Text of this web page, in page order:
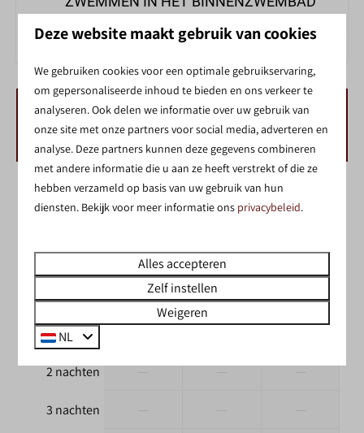
BESCHIKBAARHEID EN PRIJS
2 gasten
za
8 aug
zo
9 aug
10 aug
1 nacht
2 nachten — — —
3 nachten
Deze website maakt gebruik van cookies
We gebruiken cookies voor een optimale gebruikservaring,
om gepersonaliseerde inhoud te bieden en ons verkeer te
analyseren. Ook delen we informatie over uw gebruik van
onze site met onze partners voor social media, adverteren en
analyse. Deze partners kunnen deze gegevens combineren
met andere informatie die u aan ze heeft verstrekt of die ze
hebben verzameld op basis van uw gebruik van hun
diensten. Bekijk voor meer informatie ons privacybeleid.
Alles accepteren
Zelf instellen
Weigeren
NL